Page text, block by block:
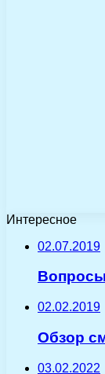
Интересное
02.07.2019
02.02.2019
Обзор
03.02.2022